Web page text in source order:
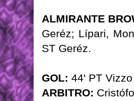
ALMIRANTE
Geréz; Lípari,
ST Geréz.
GOL: 44' PT
ARBITRO: